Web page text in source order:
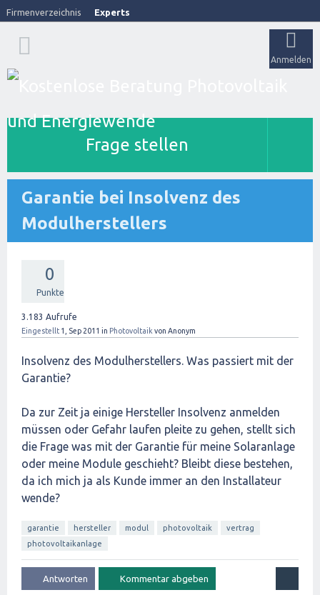
Firmenverzeichnis Experts
Anmelden
Frage stellen
Garantie bei Insolvenz des
Modulherstellers
0
Punkte
3.183 Aufrufe
Eingestellt 1, Sep 2011 in Photovoltaik von Anonym
Insolvenz des Modulherstellers. Was passiert mit der
Garantie?
Da zur Zeit ja einige Hersteller Insolvenz anmelden
müssen oder Gefahr laufen pleite zu gehen, stellt sich
die Frage was mit der Garantie für meine Solaranlage
oder meine Module geschieht? Bleibt diese bestehen,
da ich mich ja als Kunde immer an den Installateur
wende?
garantie hersteller modul photovoltaik
vertrag
photovoltaikanlage